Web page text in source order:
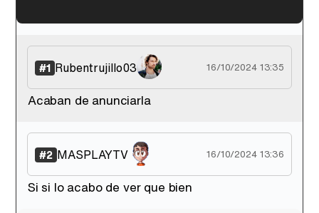
'120 Minutos' celebra sus 2.000 programas en Telemadrid con un vídeo del día a día en la redacción
Tráiler de '33 días', la nueva serie de Atresplayer con Julián Villagrán y José Manuel Poga
#1 Rubentrujillo03 16/10/2024 13:35
Acaban de anunciarla
#2 MASPLAYTV 16/10/2024 13:36
Si si lo acabo de ver que bien